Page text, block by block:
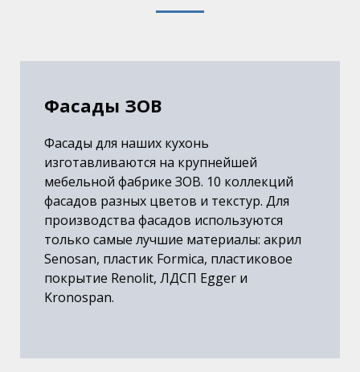
Фасады ЗОВ
Фасады для наших кухонь
изготавливаются на крупнейшей
мебельной фабрике ЗОВ. 10 коллекций
фасадов разных цветов и текстур. Для
производства фасадов используются
только самые лучшие материалы: акрил
Senosan, пластик Formica, пластиковое
покрытие Renolit, ЛДСП Egger и
Kronospan.